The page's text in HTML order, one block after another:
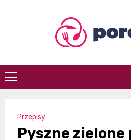
Przepisy
Pyszne zielone